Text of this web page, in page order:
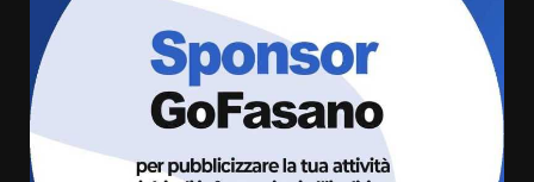
Fasanese ferito a colpi di arma
da fuoco
6 Agosto 2026 18:13